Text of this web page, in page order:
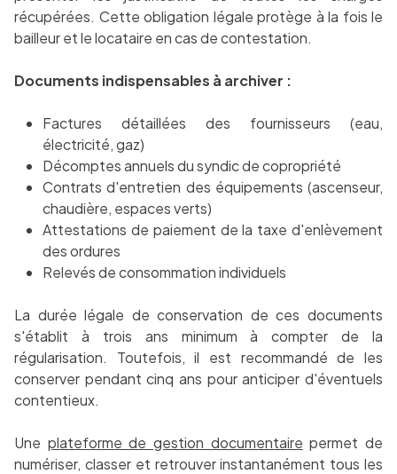
récupérées. Cette obligation légale protège à la fois le
bailleur et le locataire en cas de contestation.
Documents indispensables à archiver :
Factures détaillées des fournisseurs (eau,
électricité, gaz)
Décomptes annuels du syndic de copropriété
Contrats d'entretien des équipements (ascenseur,
chaudière, espaces verts)
Attestations de paiement de la taxe d'enlèvement
des ordures
Relevés de consommation individuels
La durée légale de conservation de ces documents
s'établit à trois ans minimum à compter de la
régularisation. Toutefois, il est recommandé de les
conserver pendant cinq ans pour anticiper d'éventuels
contentieux.
Une plateforme de gestion documentaire permet de
numériser, classer et retrouver instantanément tous les